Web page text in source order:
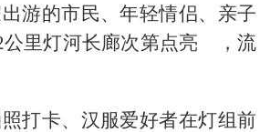
游的市民、年轻情侣、亲子
公里灯河长廊次第点亮 ，流
打卡、汉服爱好者在灯组前